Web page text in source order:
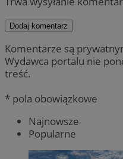
Dodaj komentarz
Komentarze są
Wydawca portalu nie
treść.
* pola obowiązkowe
Najnowsze
Popularne